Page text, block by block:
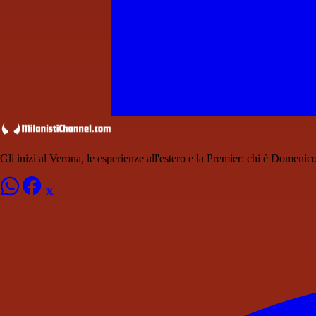
Gli inizi al Verona, le esperienze all'estero e la Premier: chi è